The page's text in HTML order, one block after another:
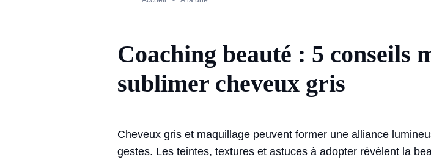
Coaching beauté : 5 conseils
sublimer cheveux gris
Cheveux gris et maquillage peuvent former une alliance
gestes. Les teintes, textures et astuces à adopter révèlent la